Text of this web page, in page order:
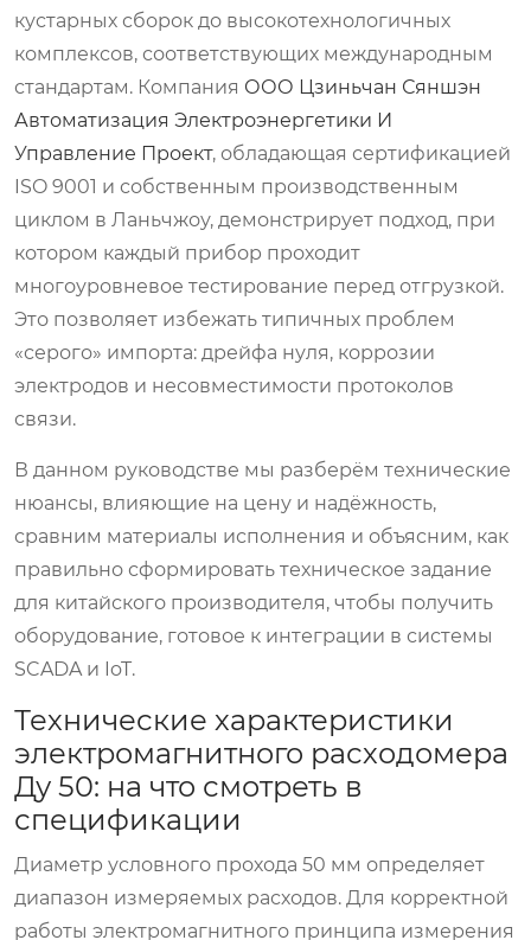
кустарных сборок до высокотехнологичных
комплексов, соответствующих международным
стандартам. Компания ООО Цзиньчан Сяншэн
Автоматизация Электроэнергетики И
Управление Проект, обладающая сертификацией
ISO 9001 и собственным производственным
циклом в Ланьчжоу, демонстрирует подход, при
котором каждый прибор проходит
многоуровневое тестирование перед отгрузкой.
Это позволяет избежать типичных проблем
«серого» импорта: дрейфа нуля, коррозии
электродов и несовместимости протоколов
связи.
В данном руководстве мы разберём технические
нюансы, влияющие на цену и надёжность,
сравним материалы исполнения и объясним, как
правильно сформировать техническое задание
для китайского производителя, чтобы получить
оборудование, готовое к интеграции в системы
SCADA и IoT.
Технические характеристики
электромагнитного расходомера
Ду 50: на что смотреть в
спецификации
Диаметр условного прохода 50 мм определяет
диапазон измеряемых расходов. Для корректной
работы электромагнитного принципа измерения